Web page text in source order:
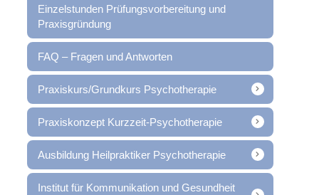
Einzelstunden Prüfungsvorbereitung und
Praxisgründung
FAQ – Fragen und Antworten
Praxiskurs/Grundkurs Psychotherapie
Praxiskonzept Kurzzeit-Psychotherapie
Ausbildung Heilpraktiker Psychotherapie
Institut für Kommunikation und Gesundheit